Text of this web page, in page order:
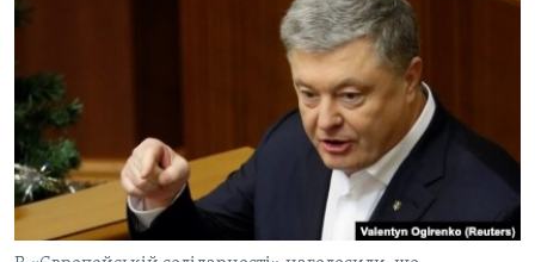
ДЕПОРТАЦІЯ
ВІДЕОУРОКИ «ELIFBE»
СВІДЧЕННЯ ОКУПАЦІЇ
УКРАЇНСЬКА ПРОБЛЕМА КРИМУ
ЯК ОБІЙТИ БЛОКУВАННЯ
Русский
Qırımtatar